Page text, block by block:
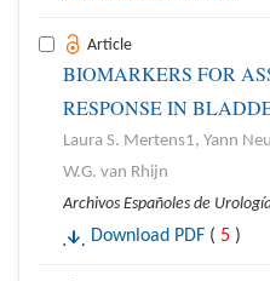
Article
BIOMARKERS FOR
RESPONSE IN
Laura S. Mertens1, Yann
W.G. van Rhijn
Archivos Españoles de
Download PDF ( 5 )